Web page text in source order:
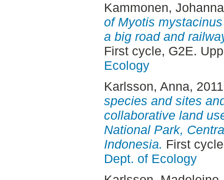
Kammonen, Johanna
of Myotis
a big road and
First cycle, G2E.
Ecology
Karlsson, Anna,
species and sites
collaborative land
National Park,
Indonesia. First
Dept. of Ecology